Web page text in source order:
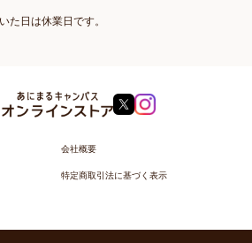
た日は休業日です。
会社概要
特定商取引法に基づく表示